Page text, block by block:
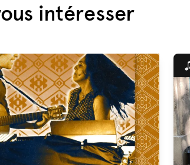
intéresser